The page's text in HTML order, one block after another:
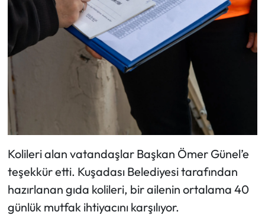
Kolileri alan vatandaşlar Başkan Ömer Günel’e
teşekkür etti. Kuşadası Belediyesi tarafından
hazırlanan gıda kolileri, bir ailenin ortalama 40
günlük mutfak ihtiyacını karşılıyor.